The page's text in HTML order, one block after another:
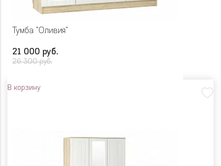
Тумба "Оливия"
21 000 руб.
26 300 руб.
В корзину